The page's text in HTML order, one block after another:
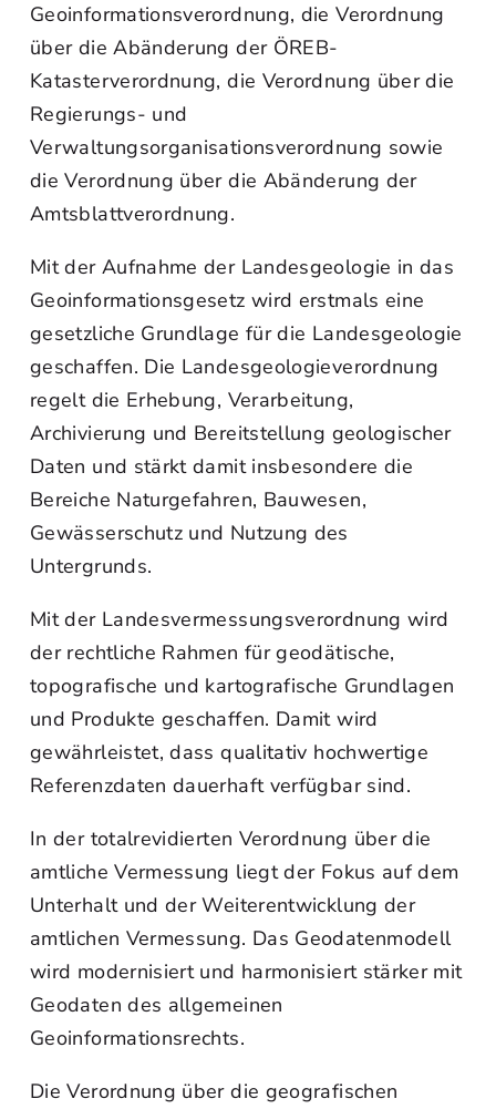
Geoinformationsverordnung, die Verordnung
über die Abänderung der ÖREB-
Katasterverordnung, die Verordnung über die
Regierungs- und
Verwaltungsorganisationsverordnung sowie
die Verordnung über die Abänderung der
Amtsblattverordnung.
Mit der Aufnahme der Landesgeologie in das
Geoinformationsgesetz wird erstmals eine
gesetzliche Grundlage für die Landesgeologie
geschaffen. Die Landesgeologieverordnung
regelt die Erhebung, Verarbeitung,
Archivierung und Bereitstellung geologischer
Daten und stärkt damit insbesondere die
Bereiche Naturgefahren, Bauwesen,
Gewässerschutz und Nutzung des
Untergrunds.
Mit der Landesvermessungsverordnung wird
der rechtliche Rahmen für geodätische,
topografische und kartografische Grundlagen
und Produkte geschaffen. Damit wird
gewährleistet, dass qualitativ hochwertige
Referenzdaten dauerhaft verfügbar sind.
In der totalrevidierten Verordnung über die
amtliche Vermessung liegt der Fokus auf dem
Unterhalt und der Weiterentwicklung der
amtlichen Vermessung. Das Geodatenmodell
wird modernisiert und harmonisiert stärker mit
Geodaten des allgemeinen
Geoinformationsrechts.
Die Verordnung über die geografischen